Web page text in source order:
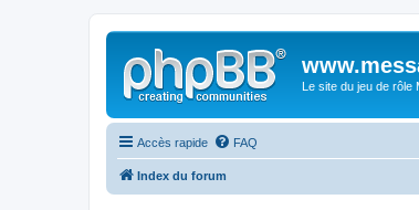
Le site du jeu de rôle
Accès rapide FAQ
Index du forum